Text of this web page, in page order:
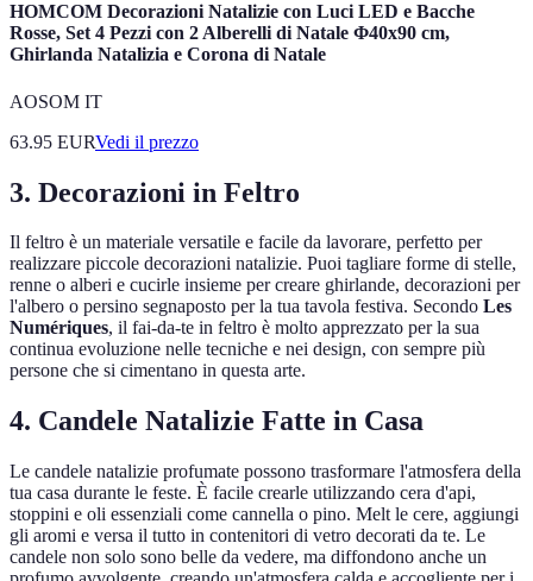
HOMCOM Decorazioni Natalizie con Luci LED e Bacche
Rosse, Set 4 Pezzi con 2 Alberelli di Natale Φ40x90 cm,
Ghirlanda Natalizia e Corona di Natale
AOSOM IT
63.95 EURVedi il prezzo
3. Decorazioni in Feltro
Il feltro è un materiale versatile e facile da lavorare, perfetto per
realizzare piccole decorazioni natalizie. Puoi tagliare forme di stelle,
renne o alberi e cucirle insieme per creare ghirlande, decorazioni per
l'albero o persino segnaposto per la tua tavola festiva. Secondo Les
Numériques, il fai-da-te in feltro è molto apprezzato per la sua
continua evoluzione nelle tecniche e nei design, con sempre più
persone che si cimentano in questa arte.
4. Candele Natalizie Fatte in Casa
Le candele natalizie profumate possono trasformare l'atmosfera della
tua casa durante le feste. È facile crearle utilizzando cera d'api,
stoppini e oli essenziali come cannella o pino. Melt le cere, aggiungi
gli aromi e versa il tutto in contenitori di vetro decorati da te. Le
candele non solo sono belle da vedere, ma diffondono anche un